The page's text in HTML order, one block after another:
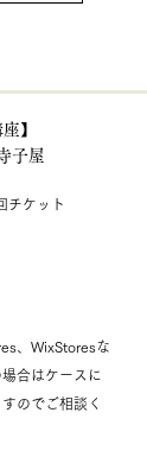
】
子屋
チケット
、WixStoresな
合はケースに
のでご相談く